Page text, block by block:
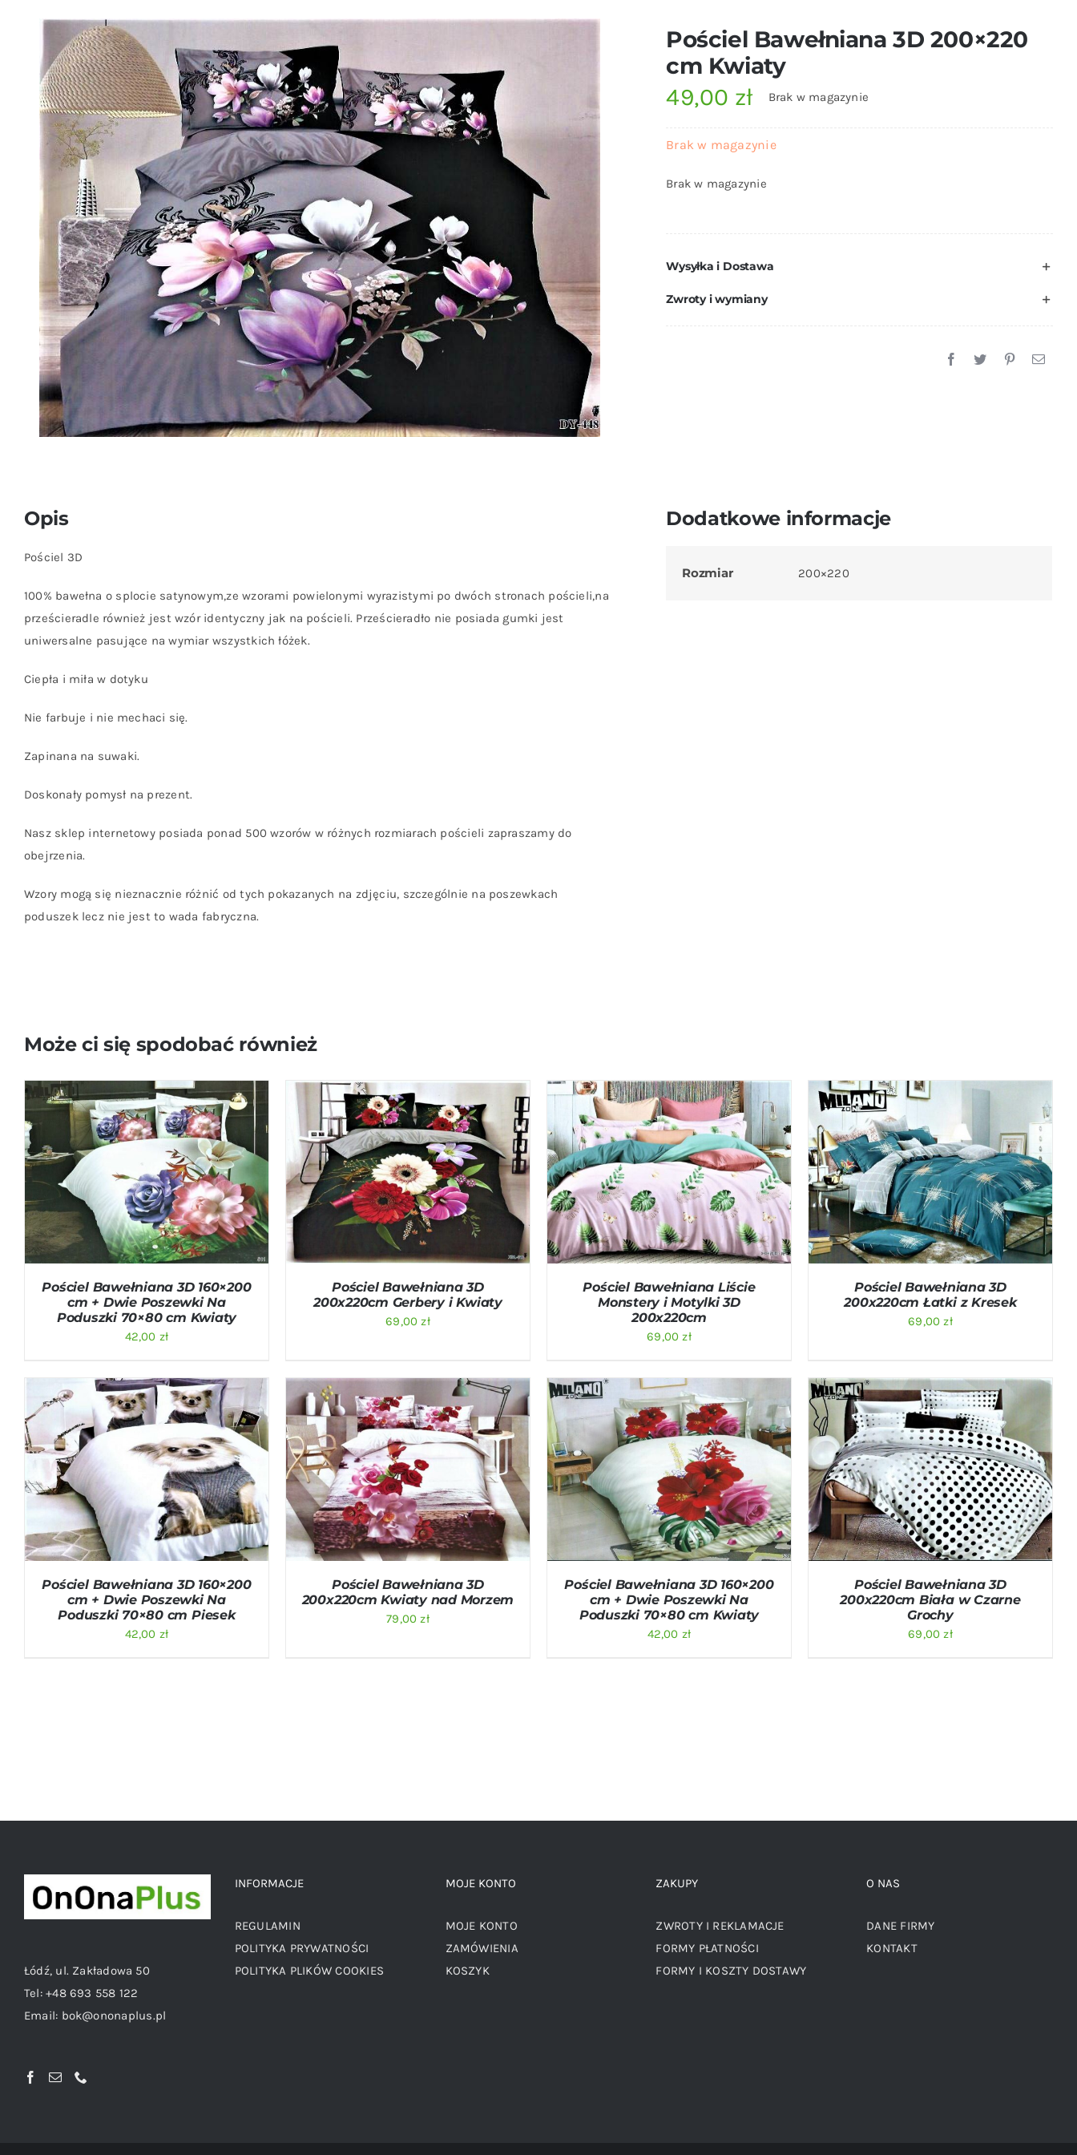
Pościel Bawełniana 3D 200×220
cm Kwiaty
49,00 zł Brak w magazynie
Brak w magazynie
Brak w magazynie
Wysyłka i Dostawa
Zwroty i wymiany
Opis
Pościel 3D
100% bawełna o splocie satynowym,ze wzorami powielonymi wyrazistymi po dwóch stronach pościeli,na
prześcieradle również jest wzór identyczny jak na pościeli. Prześcieradło nie posiada gumki jest
uniwersalne pasujące na wymiar wszystkich łóżek.
Ciepła i miła w dotyku
Nie farbuje i nie mechaci się.
Zapinana na suwaki.
Doskonały pomysł na prezent.
Nasz sklep internetowy posiada ponad 500 wzorów w różnych rozmiarach pościeli zapraszamy do
obejrzenia.
Wzory mogą się nieznacznie różnić od tych pokazanych na zdjęciu, szczególnie na poszewkach
poduszek lecz nie jest to wada fabryczna.
Dodatkowe informacje
Rozmiar 200×220
Może ci się spodobać również
DODAJ DO KOSZYKA / QUICK VIEW
Pościel Bawełniana 3D 160×200
cm + Dwie Poszewki Na
Poduszki 70×80 cm Kwiaty
42,00 zł
DODAJ DO KOSZYKA / QUICK VIEW
Pościel Bawełniana 3D
200x220cm Gerbery i Kwiaty
69,00zł
DODAJ DO KOSZYKA / QUICK VIEW
Pościel Bawełniana Liście
Monstery i Motylki 3D
200x220cm
69,00zł
DODAJ DO KOSZYKA / QUICK VIEW
Pościel Bawełniana 3D
200x220cm Łatki z Kresek
69,00zł
DODAJ DO KOSZYKA / QUICK VIEW
Pościel Bawełniana 3D 160×200
cm + Dwie Poszewki Na
Poduszki 70×80 cm Piesek
42,00 zł
DODAJ DO KOSZYKA / QUICK VIEW
Pościel Bawełniana 3D
200x220cm Kwiaty nad Morzem
79,00zł
DODAJ DO KOSZYKA / QUICK VIEW
Pościel Bawełniana 3D 160×200
cm + Dwie Poszewki Na
Poduszki 70×80 cm Kwiaty
42,00 zł
DODAJ DO KOSZYKA / QUICK VIEW
Pościel Bawełniana 3D
200x220cm Biała w Czarne
Grochy
69,00zł
Łódź, ul. Zakładowa 50
Tel:+48 693 558 122
Email: bok@ononaplus.pl
INFORMACJE
REGULAMIN
POLITYKA PRYWATNOŚCI
POLITYKA PLIKÓW COOKIES
MOJE KONTO
MOJE KONTO
ZAMÓWIENIA
KOSZYK
ZAKUPY
ZWROTY I REKLAMACJE
FORMY PŁATNOŚCI
FORMY I KOSZTY DOSTAWY
O NAS
DANE FIRMY
KONTAKT